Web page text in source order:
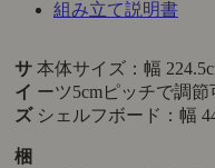
組み立て説明書
サ
イ
ズ
本体サイズ：幅
ーツ5cmピッチで調節
シェルフボード：幅
梱